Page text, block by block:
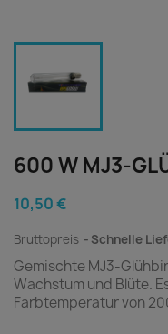
600 W MJ3-
10,50 €
Bruttopreis Schnelle
Gemischte MJ3-
Wachstum und Blüte.
Farbtemperatur von